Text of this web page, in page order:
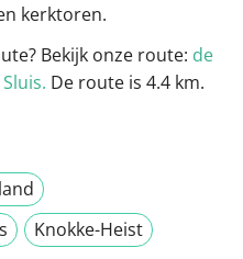
kerktoren.
Bekijk onze route: de
De route is 4.4 km.
Knokke-Heist